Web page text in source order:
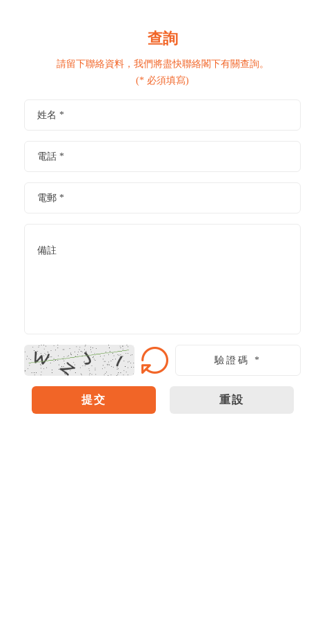
查詢
請留下聯絡資料，我們將盡快聯絡閣下有關查詢。
(* 必須填寫)
提交 重設